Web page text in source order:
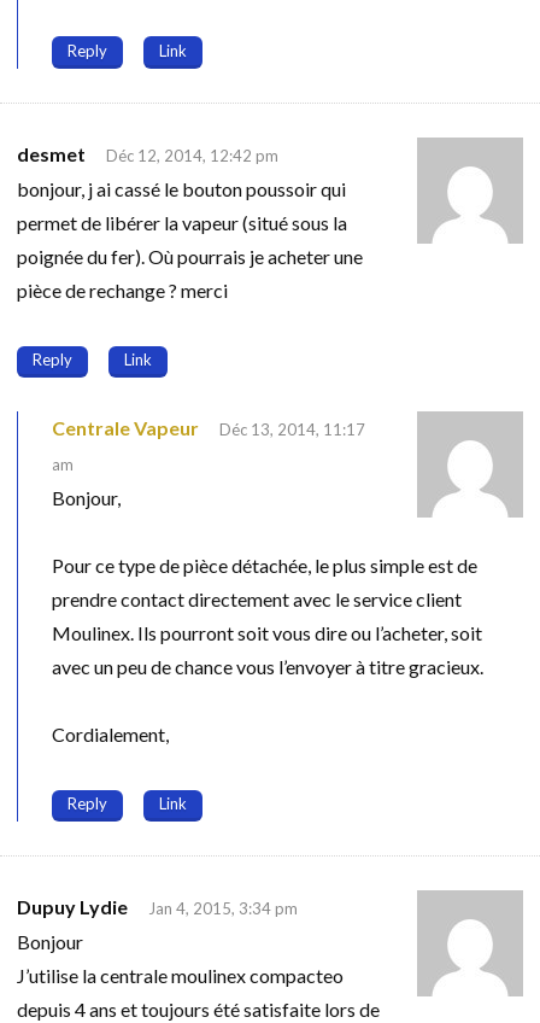
Reply Link
desmet Déc 12, 2014, 12:42 pm
bonjour, j ai cassé le bouton poussoir qui
permet de libérer la vapeur (situé sous la
poignée du fer). Où pourrais je acheter une
pièce de rechange ? merci
Reply Link
Centrale Vapeur
Déc 13, 2014, 11:17
am
Bonjour,
Pour ce type de pièce détachée, le plus simple est de
prendre contact directement avec le service client
Moulinex. Ils pourront soit vous dire ou l’acheter, soit
avec un peu de chance vous l’envoyer à titre gracieux.
Cordialement,
Reply Link
Dupuy Lydie Jan 4, 2015, 3:34 pm
Bonjour
J’utilise la centrale moulinex compacteo
depuis 4 ans et toujours été satisfaite lors de